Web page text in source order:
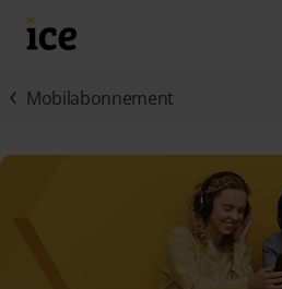
Hopp til hovedinnhold (Trykk Enter)
Mobilabonnement